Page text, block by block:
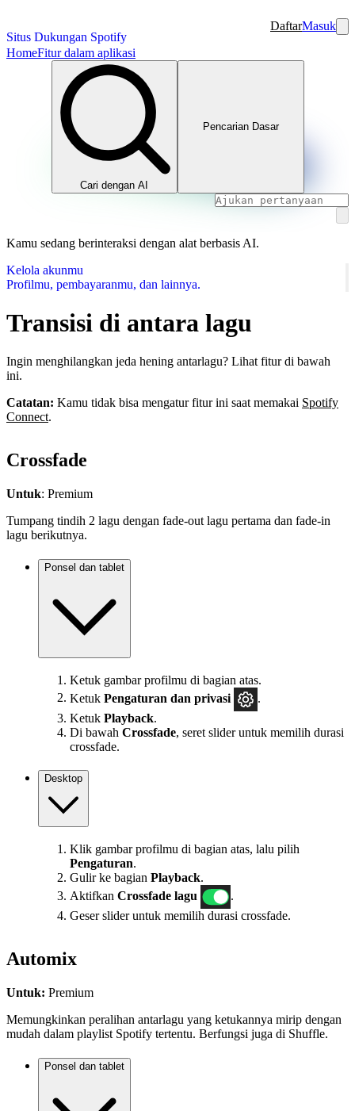
Situs Dukungan Spotify
DaftarMasuk
HomeFitur dalam aplikasi
Cari dengan AI
Pencarian Dasar
Kamu sedang berinteraksi dengan alat berbasis AI.
Kelola akunmu
Profilmu, pembayaranmu, dan lainnya.
Transisi di antara lagu
Ingin menghilangkan jeda hening antarlagu? Lihat fitur di bawah
ini.
Catatan: Kamu tidak bisa mengatur fitur ini saat memakai Spotify
Connect.
Crossfade
Untuk: Premium
Tumpang tindih 2 lagu dengan fade-out lagu pertama dan fade-in
lagu berikutnya.
Ponsel dan tablet
Ketuk gambar profilmu di bagian atas.
Ketuk Pengaturan dan privasi
Ketuk Playback.
Di bawah Crossfade, seret slider untuk memilih durasi
crossfade.
Desktop
Klik gambar profilmu di bagian atas, lalu pilih
Pengaturan.
Gulir ke bagian Playback.
Aktifkan Crossfade lagu
.
Geser slider untuk memilih durasi crossfade.
Automix
Untuk: Premium
Memungkinkan peralihan antarlagu yang ketukannya mirip dengan
mudah dalam playlist Spotify tertentu. Berfungsi juga di Shuffle.
Ponsel dan tablet